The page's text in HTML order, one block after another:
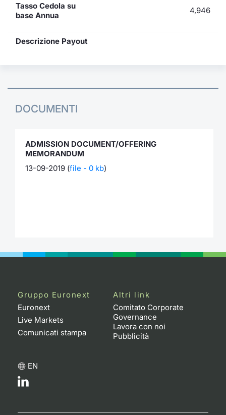
Tasso Cedola su
base Annua
4,946
Descrizione Payout
DOCUMENTI
ADMISSION DOCUMENT/OFFERING
MEMORANDUM
13-09-2019 (file - 0 kb)
Gruppo Euronext
Euronext
Live Markets
Comunicati stampa
Altri link
Comitato Corporate
Governance
Lavora con noi
Pubblicità
EN